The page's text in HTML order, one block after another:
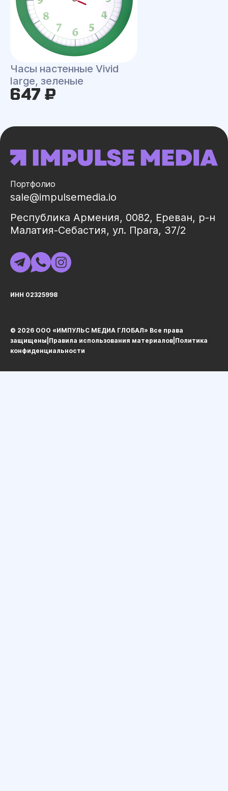
Часы настенные Vivid
large, зеленые
647 ₽
Портфолио
sale@impulsemedia.io
Республика Армения, 0082, Ереван, р-н
Малатия-Себастия, ул. Прага, 37/2
ИНН 02325998
© 2026 ООО «ИМПУЛЬС МЕДИА ГЛОБАЛ» Все права
защищеныㅤ|ㅤ Правила использования материалов Политика
конфиденциальности